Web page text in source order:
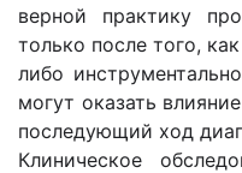
верной практику
только после того,
либо
могут оказать
последующий ход
Клиническое